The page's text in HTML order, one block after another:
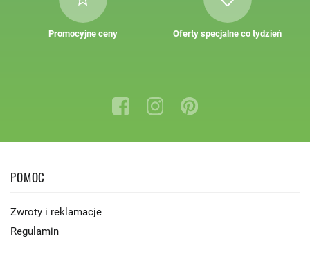
Promocyjne ceny Oferty specjalne co tydzień
POMOC
Zwroty i reklamacje
Regulamin